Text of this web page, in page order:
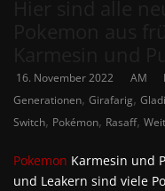
16. November 2022 AM
Generationen, Girafarig,
Switch, Pokémon, Rasaff,
Pokemon Karmesin und
und Leakern sind viele